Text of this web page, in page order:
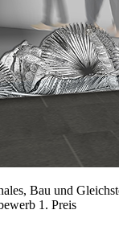
Bau und
1. Preis